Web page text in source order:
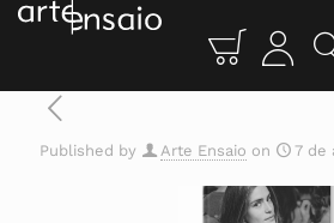
Published by Arte Ensaio on 7 de